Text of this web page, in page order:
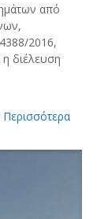
από
2016,
διέλευση
Περισσότερα